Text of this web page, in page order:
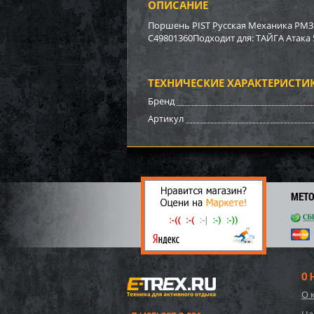
BRP
ОПИСАНИЕ
Поршень PIST Русская Механика
C49801360Подходит для: ТАЙГА
ТЕХНИЧЕСКИЕ
Бренд
Артикул
О
О